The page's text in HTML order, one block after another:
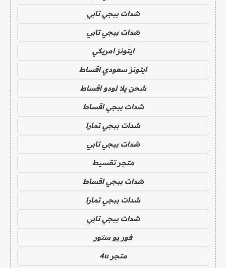
شدات ببجي تابي
شدات ببجي تابي
ايتونز امريكي
ايتونز سعودي اقساط
شحن يلا لودو اقساط
شدات ببجي اقساط
شدات ببجي تمارا
شدات ببجي تابي
متجر تقسيط
شدات ببجي اقساط
شدات ببجي تمارا
شدات ببجي تابي
فور يو ستور
متجر 4u